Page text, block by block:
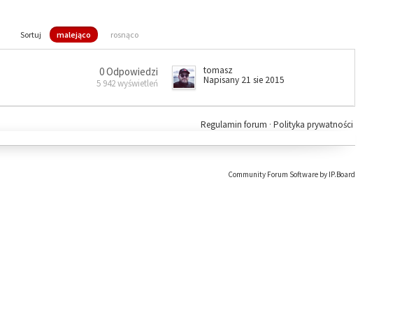
Sortuj malejąco rosnąco
0 Odpowiedzi
5 942 wyświetleń
tomasz
Napisany 21 sie 2015
Polityka prywatności
Regulamin forum ·
Community Forum Software by IP.Board